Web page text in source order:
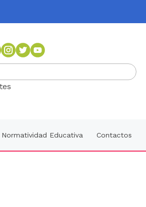
Normatividad Educativa Contactos